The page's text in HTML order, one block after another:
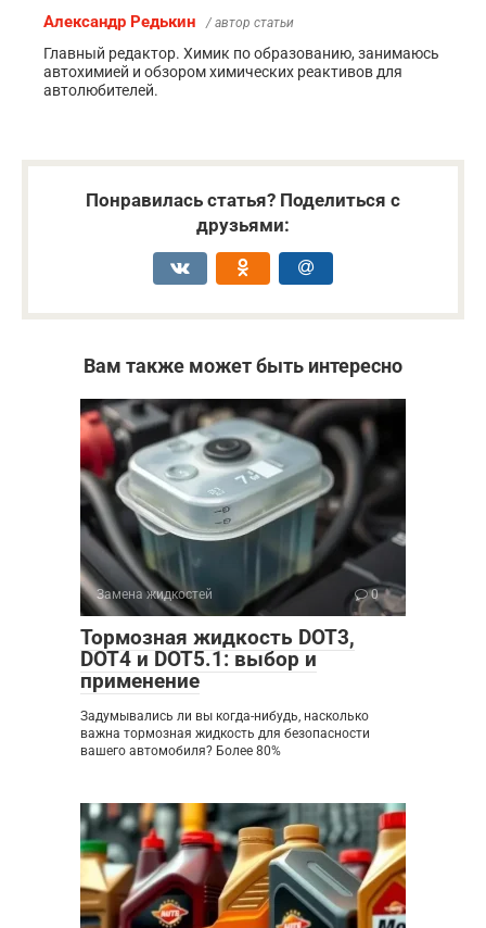
Александр Редькин / автор статьи
Главный редактор. Химик по образованию, занимаюсь
автохимией и обзором химических реактивов для
автолюбителей.
Понравилась статья? Поделиться с
друзьями:
Вам также может быть интересно
Замена жидкостей 0
Тормозная жидкость DOT3,
DOT4 и DOT5.1: выбор и
применение
Задумывались ли вы когда-нибудь, насколько
важна тормозная жидкость для безопасности
вашего автомобиля? Более 80%